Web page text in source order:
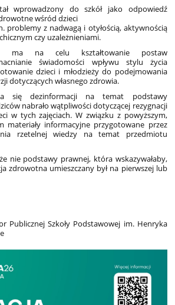
wprowadzony do szkół jako odpowiedź
wśród dzieci
problemy z nadwagą i otyłością, aktywnością
czy uzależnieniami.
ma na celu kształtowanie postaw
świadomości wpływu stylu życia
dzieci i młodzieży do podejmowania
dotyczących własnego zdrowia.
się dezinformacji na temat podstawy
nabrało wątpliwości dotyczącej rezygnacji
w tych zajęciach. W związku z powyższym,
materiały informacyjne przygotowane przez
rzetelnej wiedzy na temat przedmiotu
nie podstawy prawnej, która wskazywałaby,
zdrowotna umieszczany był na pierwszej lub
Publicznej Szkoły Podstawowej im. Henryka